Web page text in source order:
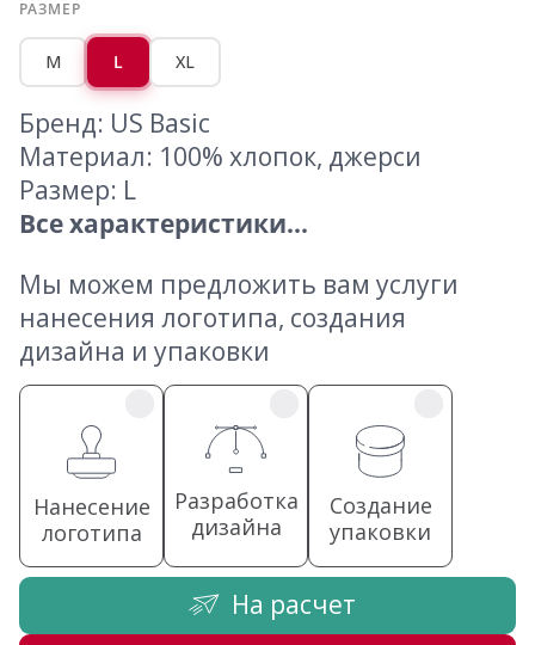
РАЗМЕР
M L XL
Бренд: US Basic
Материал: 100% хлопок, джерси
Размер: L
Все характеристики...
Мы можем предложить вам услуги
нанесения логотипа, создания
дизайна и упаковки
Нанесение
логотипа
Разработка
дизайна
Создание
упаковки
На расчет